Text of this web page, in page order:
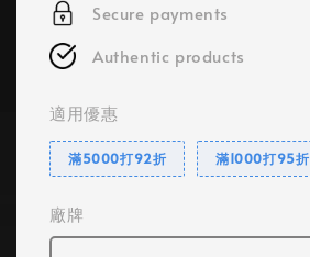
Secure payments
Authentic products
適用優惠
滿5000打92折 滿1000打95折
廠牌